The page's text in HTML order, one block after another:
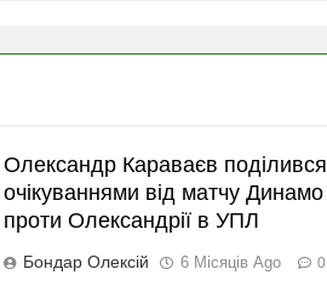
Олександр Караваєв поділився
очікуваннями від матчу Динамо
проти Олександрії в УПЛ
Бондар Олексій 6 Місяців Ago 0